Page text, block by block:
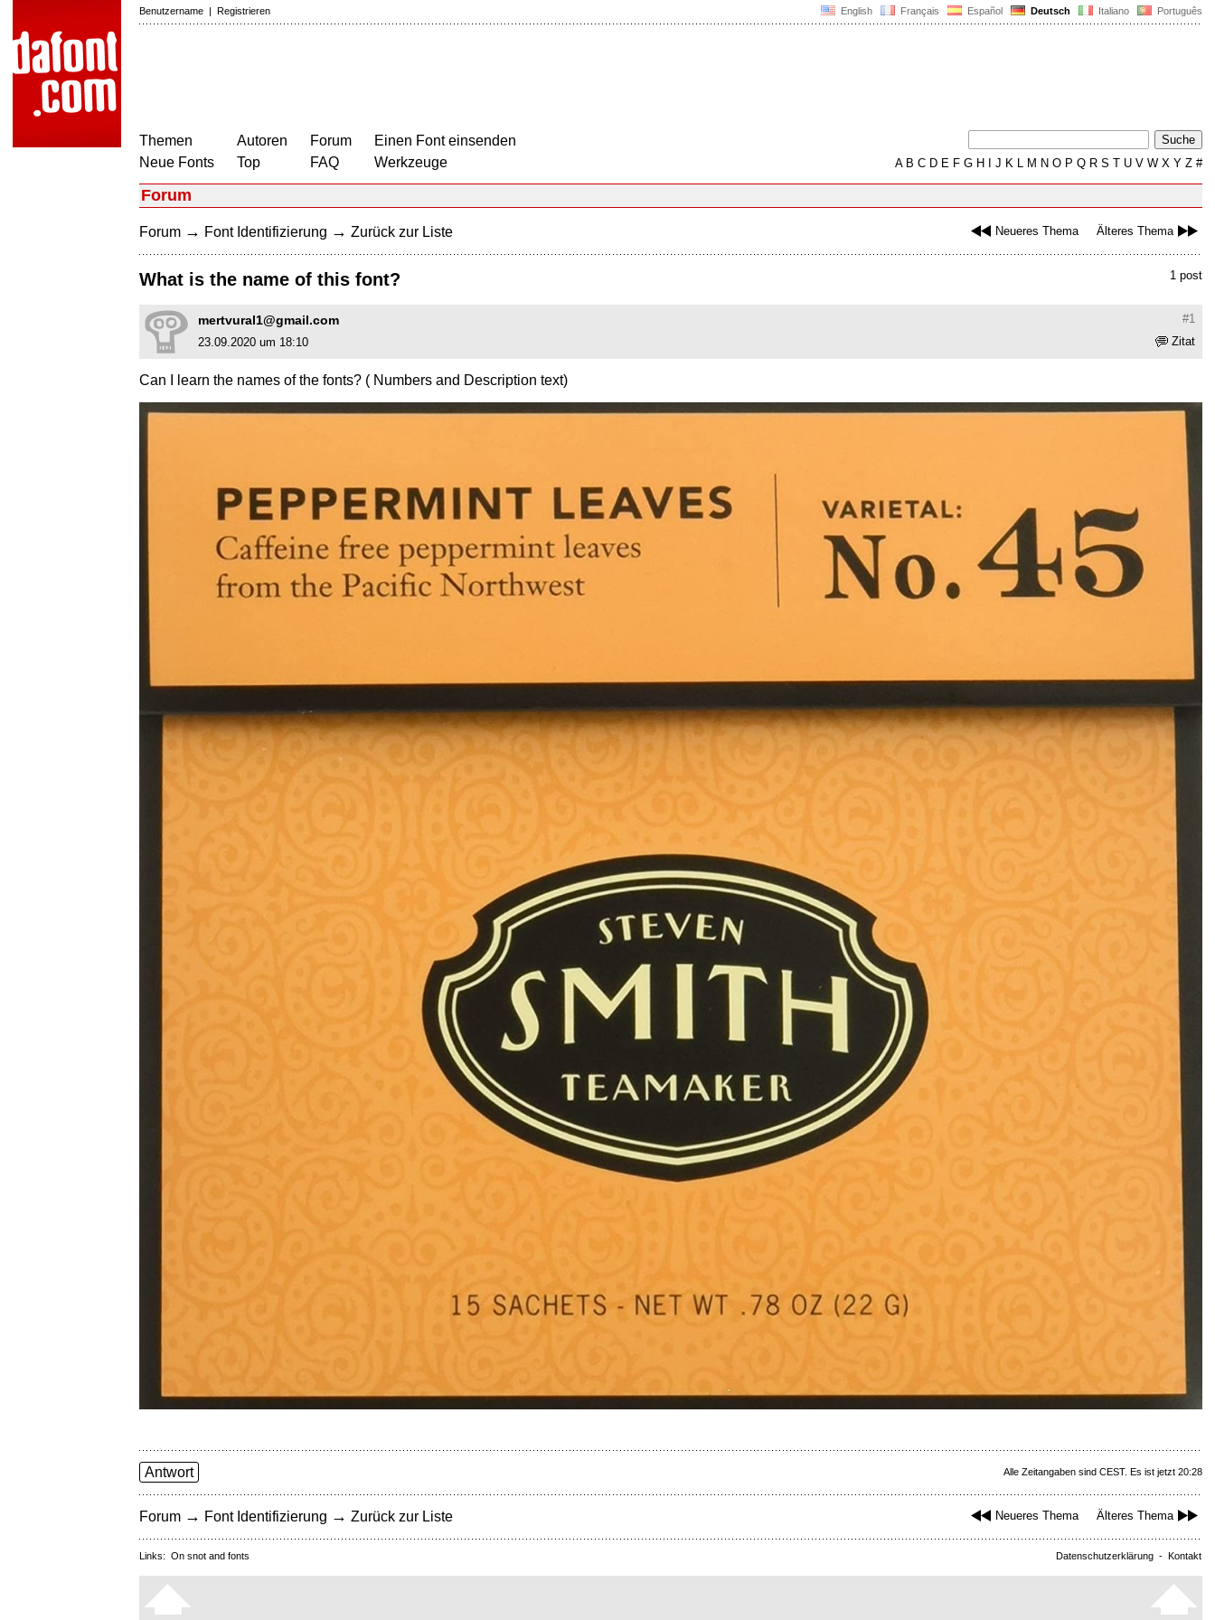
English Français Español Deutsch Italiano Português
Benutzername | Registrieren
Themen
Neue Fonts
Autoren
Top
Forum
FAQ
Einen Font einsenden
Werkzeuge
AB C D E F G H J K L M N O P Q R S T U V W X Y Z #
Forum
Neueres Thema Älteres Thema
Forum → Font Identifizierung → Zurück zur Liste
1 post
What is the name of this font?
#1
mertvural1@gmail.com
Zitat
23.09.2020 um 18:10
Can I learn the names of the fonts? ( Numbers and Description text)
Alle Zeitangaben sind CEST. Es ist jetzt 20:28
Antwort
Neueres Thema Älteres Thema
Forum → Font Identifizierung → Zurück zur Liste
Datenschutzerklärung - Kontakt
Links: On snot and fonts